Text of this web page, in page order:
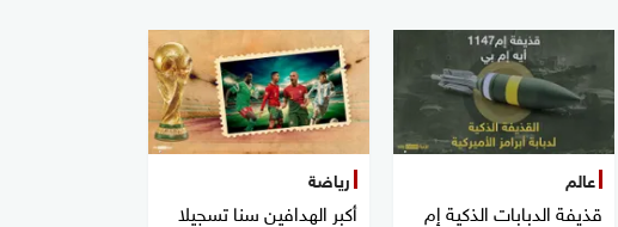
عالم
قذيفة الدبابات الذكية إم
رياضة
أكبر الهدافين سنا تسجيلا